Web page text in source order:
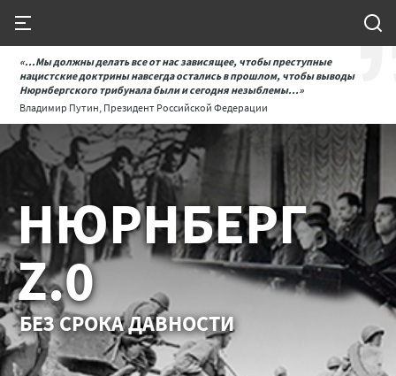
«...Мы должны делать все от нас зависящее, чтобы преступные
нацистские доктрины навсегда остались в прошлом, чтобы выводы
Нюрнбергского трибунала были и сегодня незыблемы...»
Владимир Путин, Президент Российской Федерации
НЮРНБЕРГ
Z.0
БЕЗ СРОКА ДАВНОСТИ